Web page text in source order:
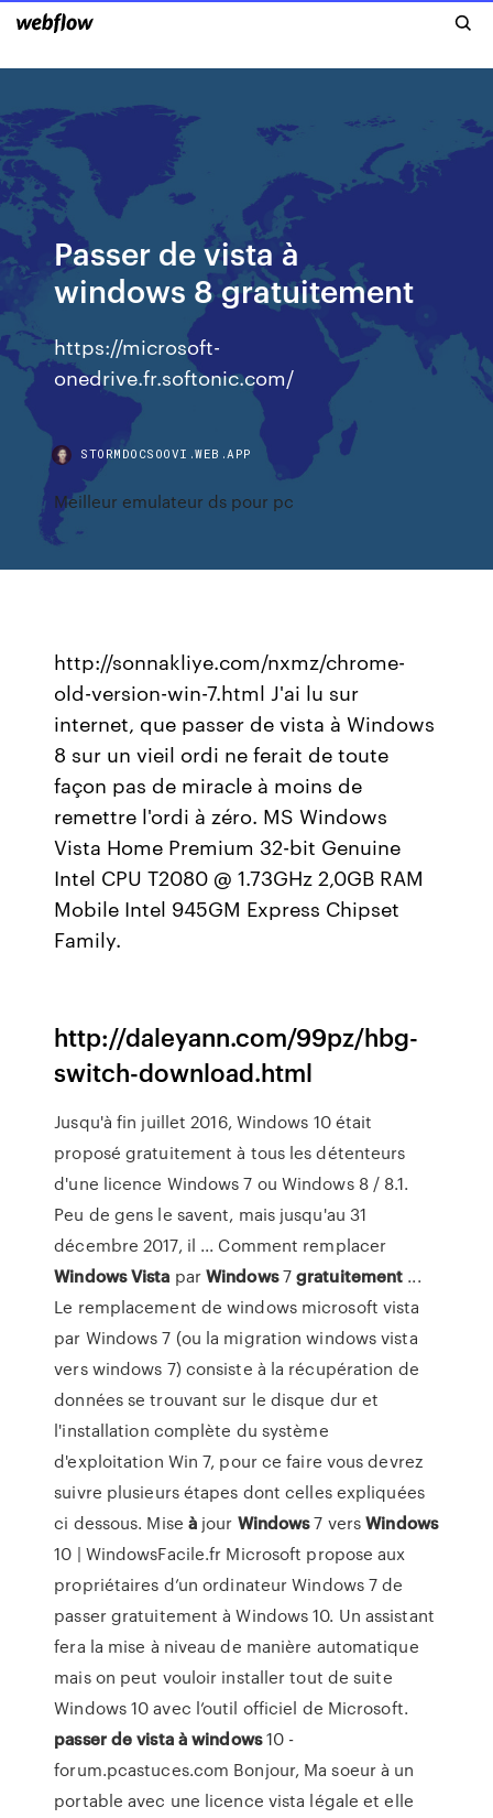
Passer de vista à
windows 8 gratuitement
https://microsoft-
onedrive.fr.softonic.com/
STORMDOCSOOVI.WEB.APP
Meilleur emulateur ds pour pc
http://sonnakliye.com/nxmz/chrome-
old-version-win-7.html J'ai lu sur
internet, que passer de vista à Windows
8 sur un vieil ordi ne ferait de toute
façon pas de miracle à moins de
remettre l'ordi à zéro. MS Windows
Vista Home Premium 32-bit Genuine
Intel CPU T2080 @ 1.73GHz 2,0GB RAM
Mobile Intel 945GM Express Chipset
Family.
http://daleyann.com/99pz/hbg-
switch-download.html
Jusqu'à fin juillet 2016, Windows 10 était
proposé gratuitement à tous les détenteurs
d'une licence Windows 7 ou Windows 8 / 8.1.
Peu de gens le savent, mais jusqu'au 31
décembre 2017, il ... Comment remplacer
WindowsVista parWindows7gratuitement ...
Le remplacement de windows microsoft vista
par Windows 7 (ou la migration windows vista
vers windows 7) consiste à la récupération de
données se trouvant sur le disque dur et
l'installation complète du système
d'exploitation Win 7, pour ce faire vous devrez
suivre plusieurs étapes dont celles expliquées
ci dessous. Mise à jour Windows7 versWindows
10 | WindowsFacile.fr Microsoft propose aux
propriétaires d’un ordinateur Windows 7 de
passer gratuitement à Windows 10. Un assistant
fera la mise à niveau de manière automatique
mais on peut vouloir installer tout de suite
Windows 10 avec l’outil officiel de Microsoft.
passerde vista àwindows10 -
forum.pcastuces.com Bonjour, Ma soeur à un
portable avec une licence vista légale et elle